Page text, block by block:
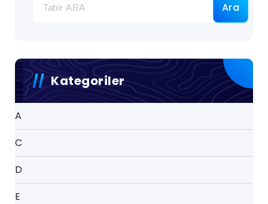
Ara
Kategoriler
A
C
D
E